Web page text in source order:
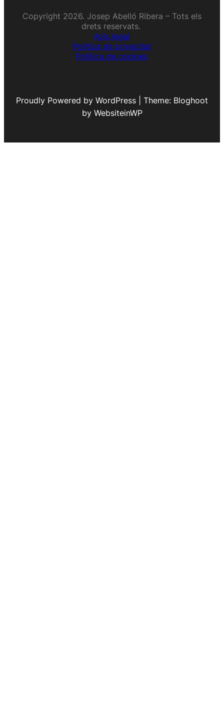
Copyright 2026. Josep Abelló Ribera – Tots els
drets reservats.
Avís legal
Política de privacitat
Política de cookies
Proudly Powered by WordPress | Theme: Bloghoot
by WebsiteinWP